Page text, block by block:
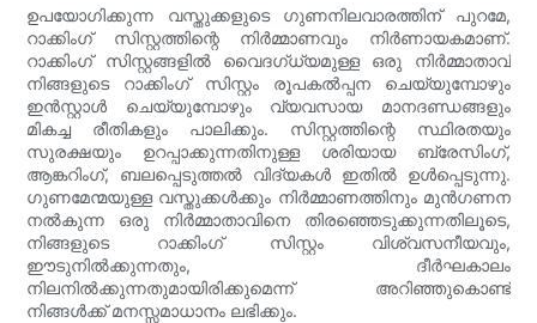
ഉപയോഗിക്കുന്ന വസ്തുക്കളുടെ ഗുണനിലവാരത്തിന് പുറമേ,
റാക്കിംഗ് സിസ്റ്റത്തിന്റെ നിർമ്മാണവും നിർണായകമാണ്.
റാക്കിംഗ് സിസ്റ്റങ്ങളിൽ വൈദഗ്ധ്യമുള്ള ഒരു നിർമ്മാതാവ്
നിങ്ങളുടെ റാക്കിംഗ് സിസ്റ്റം രൂപകൽപ്പന ചെയ്യുമ്പോഴും
ഇൻസ്റ്റാൾ ചെയ്യുമ്പോഴും വ്യവസായ മാനദണ്ഡങ്ങളും
മികച്ച രീതികളും പാലിക്കും. സിസ്റ്റത്തിന്റെ സ്ഥിരതയും
സുരക്ഷയും ഉറപ്പാക്കുന്നതിനുള്ള ശരിയായ ബ്രേസിംഗ്,
ആങ്കറിംഗ്, ബലപ്പെടുത്തൽ വിദ്യകൾ ഇതിൽ ഉൾപ്പെടുന്നു.
ഗുണമേന്മയുള്ള വസ്തുക്കൾക്കും നിർമ്മാണത്തിനും മുൻഗണന
നൽകുന്ന ഒരു നിർമ്മാതാവിനെ തിരഞ്ഞെടുക്കുന്നതിലൂടെ,
നിങ്ങളുടെ റാക്കിംഗ് സിസ്റ്റം വിശ്വസനീയവും,
ഈടുനിൽക്കുന്നതും, ദീർഘകാലം
നിലനിൽക്കുന്നതുമായിരിക്കുമെന്ന് അറിഞ്ഞുകൊണ്ട്
നിങ്ങൾക്ക് മനസ്സമാധാനം ലഭിക്കും.